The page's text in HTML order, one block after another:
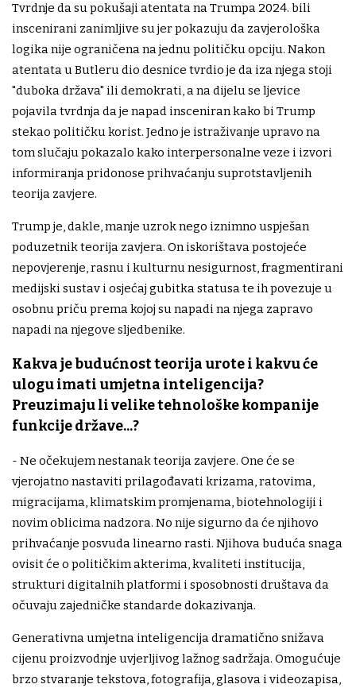
Tvrdnje da su pokušaji atentata na Trumpa 2024. bili
inscenirani zanimljive su jer pokazuju da zavjerološka
logika nije ograničena na jednu političku opciju. Nakon
atentata u Butleru dio desnice tvrdio je da iza njega stoji
"duboka država" ili demokrati, a na dijelu se ljevice
pojavila tvrdnja da je napad insceniran kako bi Trump
stekao političku korist. Jedno je istraživanje upravo na
tom slučaju pokazalo kako interpersonalne veze i izvori
informiranja pridonose prihvaćanju suprotstavljenih
teorija zavjere.
Trump je, dakle, manje uzrok nego iznimno uspješan
poduzetnik teorija zavjera. On iskorištava postojeće
nepovjerenje, rasnu i kulturnu nesigurnost, fragmentirani
medijski sustav i osjećaj gubitka statusa te ih povezuje u
osobnu priču prema kojoj su napadi na njega zapravo
napadi na njegove sljedbenike.
Kakva je budućnost teorija urote i kakvu će
ulogu imati umjetna inteligencija?
Preuzimaju li velike tehnološke kompanije
funkcije države...?
- Ne očekujem nestanak teorija zavjere. One će se
vjerojatno nastaviti prilagođavati krizama, ratovima,
migracijama, klimatskim promjenama, biotehnologiji i
novim oblicima nadzora. No nije sigurno da će njihovo
prihvaćanje posvuda linearno rasti. Njihova buduća snaga
ovisit će o političkim akterima, kvaliteti institucija,
strukturi digitalnih platformi i sposobnosti društava da
očuvaju zajedničke standarde dokazivanja.
Generativna umjetna inteligencija dramatično snižava
cijenu proizvodnje uvjerljivog lažnog sadržaja. Omogućuje
brzo stvaranje tekstova, fotografija, glasova i videozapisa,